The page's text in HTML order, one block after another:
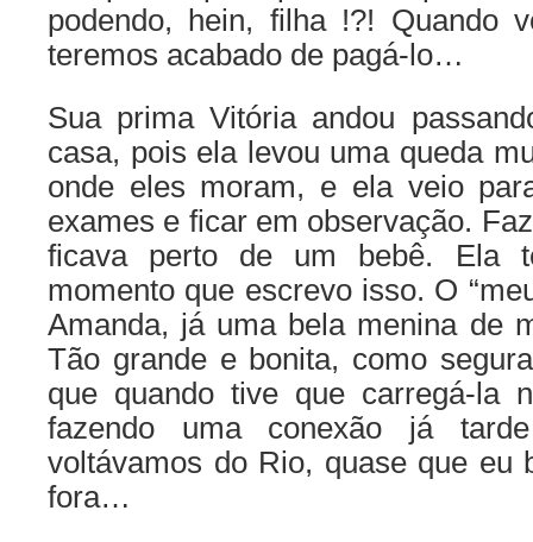
podendo, hein, filha !?! Quando
teremos acabado de pagá-lo…
Sua prima Vitória andou
casa, pois ela levou uma queda
onde eles moram, e ela veio
exames e ficar em observação.
ficava perto de um bebê. Ela
momento que escrevo isso. O
Amanda, já uma bela menina de
Tão grande e bonita, como
que quando tive que carregá-la
fazendo uma conexão já
voltávamos do Rio, quase que eu
fora…